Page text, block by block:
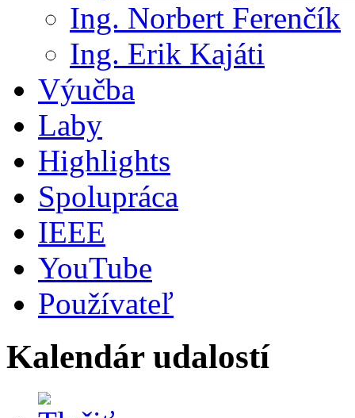
Ing. Norbert Ferenčík
Ing. Erik Kajáti
Výučba
Laby
Highlights
Spolupráca
IEEE
YouTube
Používateľ
Kalendár udalostí